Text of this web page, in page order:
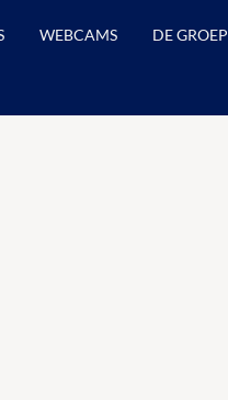
WEBCAMS DE GROEP